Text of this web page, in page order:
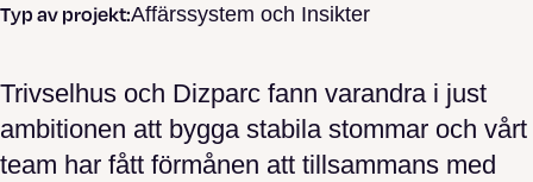
Typ av projekt:Affärssystem och Insikter
Trivselhus och Dizparc fann varandra i just
ambitionen att bygga stabila stommar och vårt
team har fått förmånen att tillsammans med